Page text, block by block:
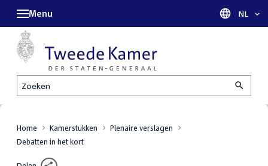
Zoeken
Menu Taal
NL
Home Kamerstukken
Plenaire verslagen
Debatten in het kort